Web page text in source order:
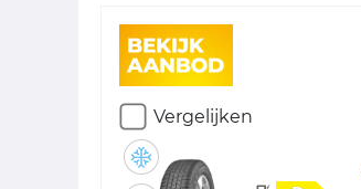
Vergelijken